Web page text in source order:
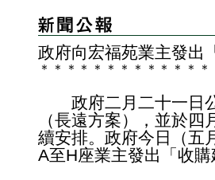
政府向宏福苑業主發出
＊ ＊ ＊ ＊ ＊ ＊ ＊ ＊ ＊ ＊ ＊ ＊ ＊
政府二月二十一日公
（長遠方案），並於
續安排。政府今日（五
A至H座業主發出「收